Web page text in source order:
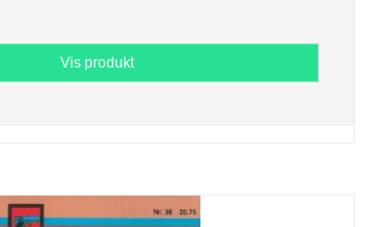
Vis produkt